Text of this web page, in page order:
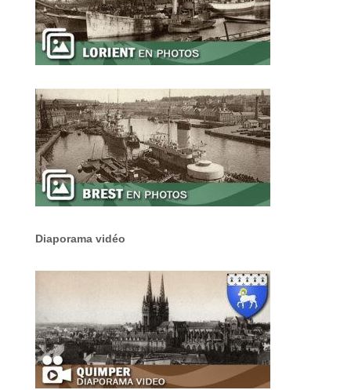
Diaporama vidéo